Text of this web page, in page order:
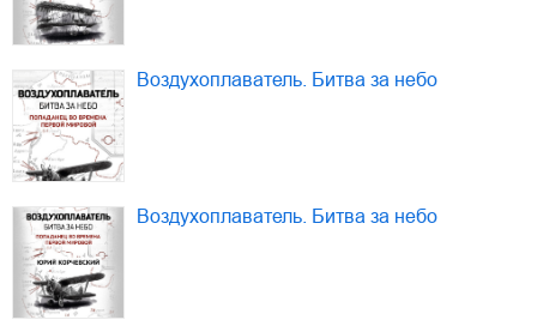
Воздухоплаватель. Битва за небо
Воздухоплаватель. Битва за небо